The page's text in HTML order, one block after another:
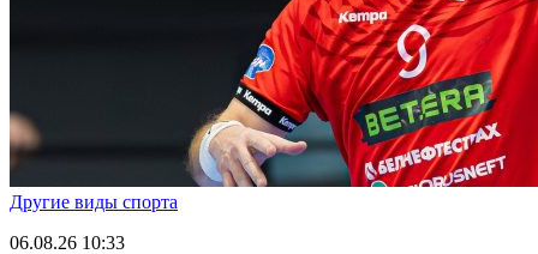
Другие виды спорта
06.08.26 10:33